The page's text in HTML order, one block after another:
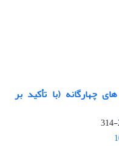
چهارگانه (با تأکید بر